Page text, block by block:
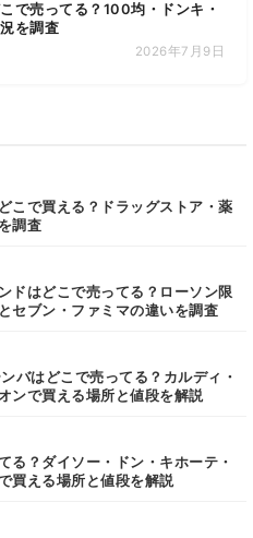
で売ってる？100均・ドンキ・
を調査
2026年7月9日
こで買える？ドラッグストア・薬
調査
ドはどこで売ってる？ローソン限
セブン・ファミマの違いを調査
バはどこで売ってる？カルディ・
ンで買える場所と値段を解説
る？ダイソー・ドン・キホーテ・
買える場所と値段を解説